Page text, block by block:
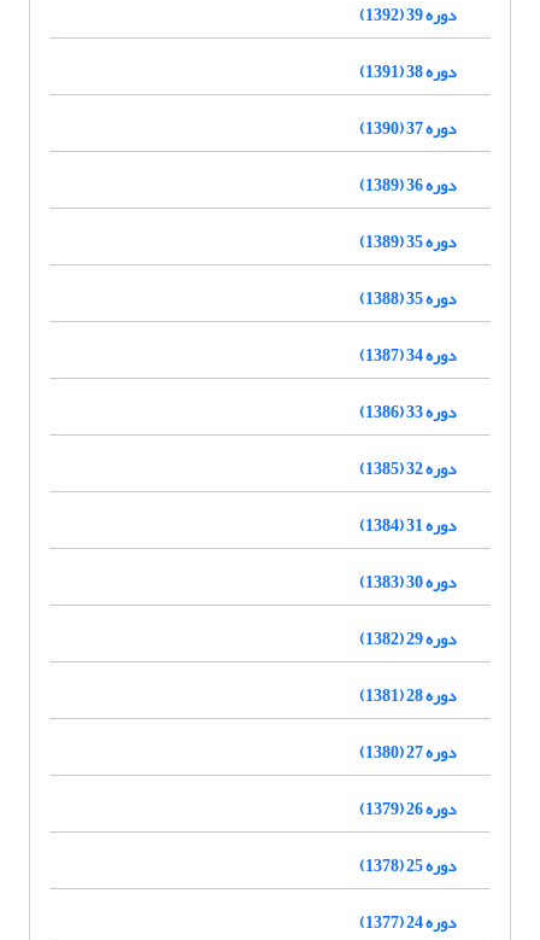
دوره 39 (1392)
دوره 38 (1391)
دوره 37 (1390)
دوره 36 (1389)
دوره 35 (1389)
دوره 35 (1388)
دوره 34 (1387)
دوره 33 (1386)
دوره 32 (1385)
دوره 31 (1384)
دوره 30 (1383)
دوره 29 (1382)
دوره 28 (1381)
دوره 27 (1380)
دوره 26 (1379)
دوره 25 (1378)
دوره 24 (1377)